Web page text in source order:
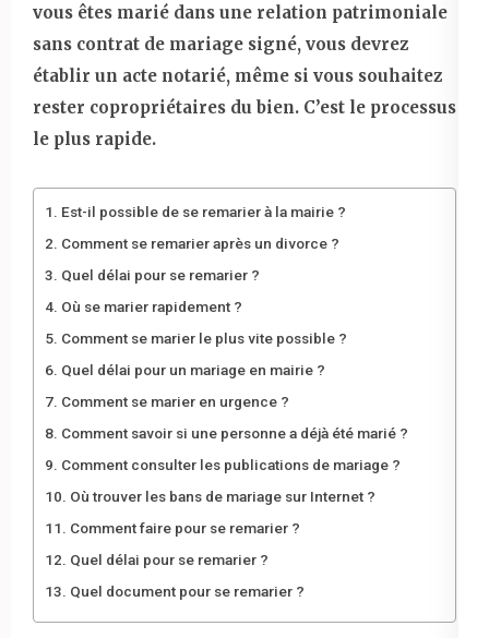
vous êtes marié dans une relation patrimoniale
sans contrat de mariage signé, vous devrez
établir un acte notarié, même si vous souhaitez
rester copropriétaires du bien. C’est le processus
le plus rapide.
Est-il possible de se remarier à la mairie ?
Comment se remarier après un divorce ?
Quel délai pour se remarier ?
Où se marier rapidement ?
Comment se marier le plus vite possible ?
Quel délai pour un mariage en mairie ?
Comment se marier en urgence ?
Comment savoir si une personne a déjà été marié ?
Comment consulter les publications de mariage ?
Où trouver les bans de mariage sur Internet ?
Comment faire pour se remarier ?
Quel délai pour se remarier ?
Quel document pour se remarier ?